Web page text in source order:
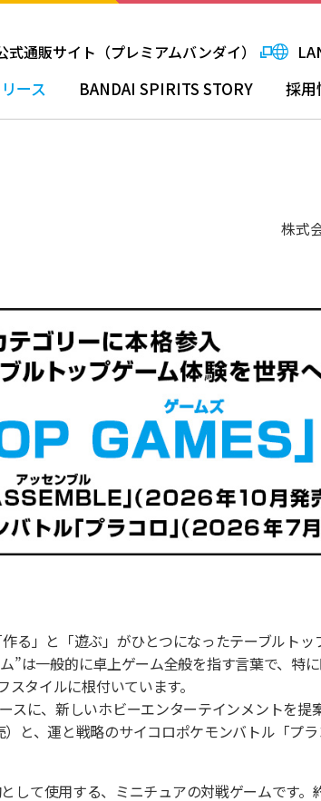
式通販サイト（プレミアムバンダイ）
ース BANDAI SPIRITS STORY 採用
株式
る」と「遊ぶ」がひとつになったテーブルトッ
”は一般的に卓上ゲーム全般を指す言葉で、特
タイルに根付いています。
スに、新しいホビーエンターテインメントを提
と、運と戦略のサイコロポケモンバトル「プ
して使用する、ミニチュアの対戦ゲームです